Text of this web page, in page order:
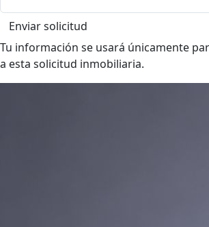
Enviar solicitud
Tu información se usará únicamente
a esta solicitud inmobiliaria.